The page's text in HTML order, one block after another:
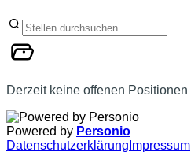
Derzeit keine offenen Positionen
Powered by Personio
Datenschutzerklärung Impressum